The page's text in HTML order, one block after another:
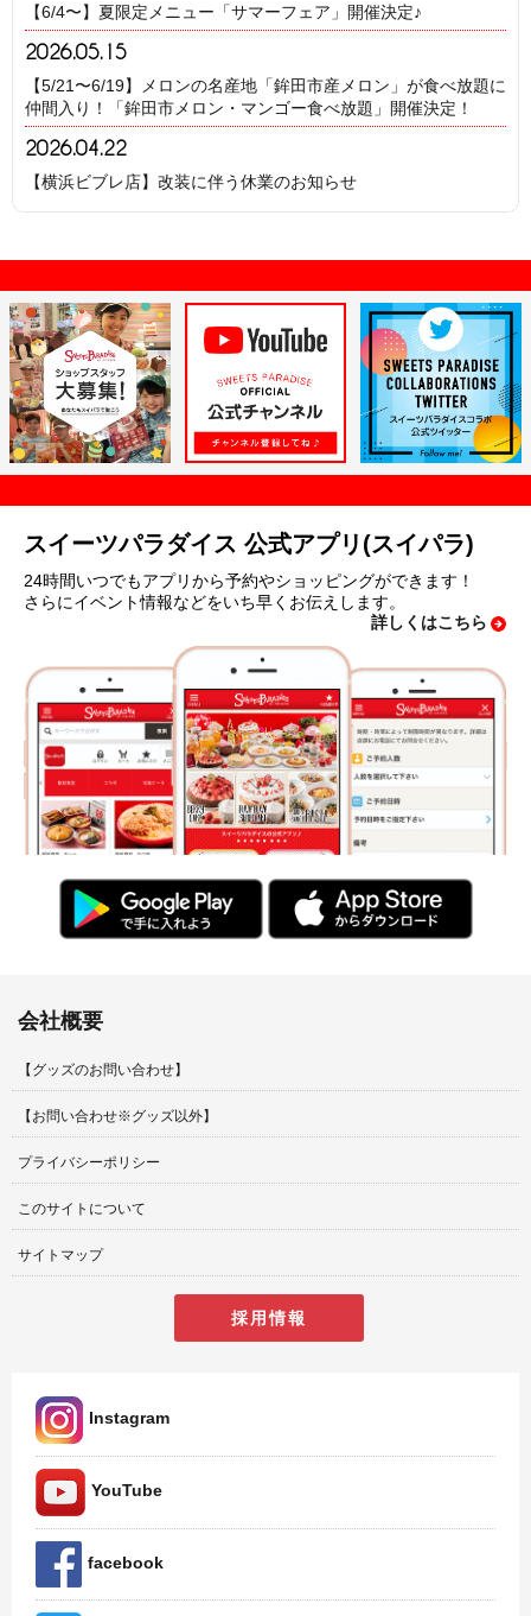
【6/4〜】夏限定メニュー「サマーフェア」開催決定♪
2026.05.15
【5/21〜6/19】メロンの名産地「鉾田市産メロン」が食べ放題に
仲間入り！「鉾田市メロン・マンゴー食べ放題」開催決定！
2026.04.22
【横浜ビブレ店】改装に伴う休業のお知らせ
スイーツパラダイス 公式アプリ(スイパラ)
24時間いつでもアプリから予約やショッピングができます！
さらにイベント情報などをいち早くお伝えします。
詳しくはこちら
会社概要
【グッズのお問い合わせ】
【お問い合わせ※グッズ以外】
プライバシーポリシー
このサイトについて
サイトマップ
採用情報
Instagram
YouTube
facebook